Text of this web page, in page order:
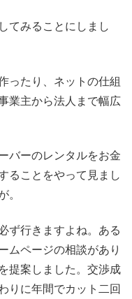
てみることにしまし
ったり、ネットの仕組
業主から法人まで幅広
バーのレンタルをお金
ることをやって見まし
。
ず行きますよね。ある
ムページの相談があり
提案しました。交渉成
りに年間でカット二回